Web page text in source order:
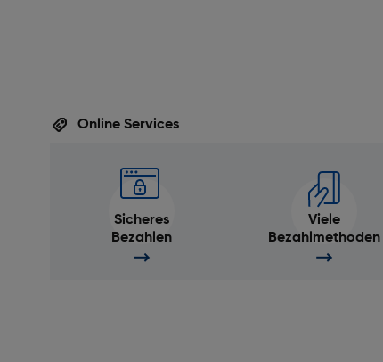
Online Services
Sicheres
Bezahlen
Viele
Bezahlmethoden